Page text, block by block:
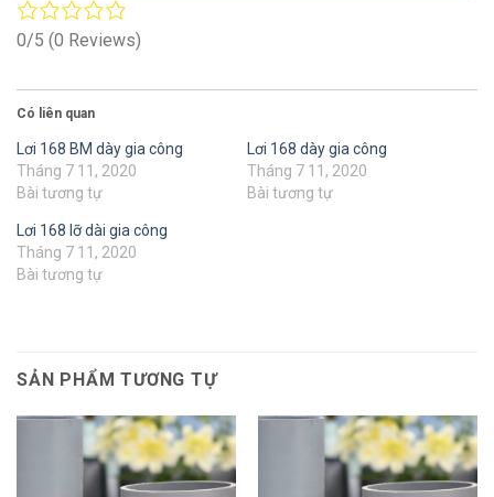
0/5 (0 Reviews)
Có liên quan
Lơi 168 BM dày gia công
Tháng 7 11, 2020
Bài tương tự
Lơi 168 dày gia công
Tháng 7 11, 2020
Bài tương tự
Lơi 168 lỡ dài gia công
Tháng 7 11, 2020
Bài tương tự
SẢN PHẨM TƯƠNG TỰ